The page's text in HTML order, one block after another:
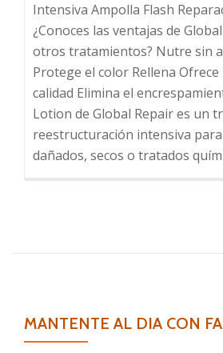
Intensiva Ampolla Flash
¿Conoces las ventajas de
otros tratamientos? Nutre sin
Protege el color Rellena
calidad Elimina el
Lotion de Global Repair es un
reestructuración intensiva
dañados, secos o tratados
MANTENTE AL DIA CON